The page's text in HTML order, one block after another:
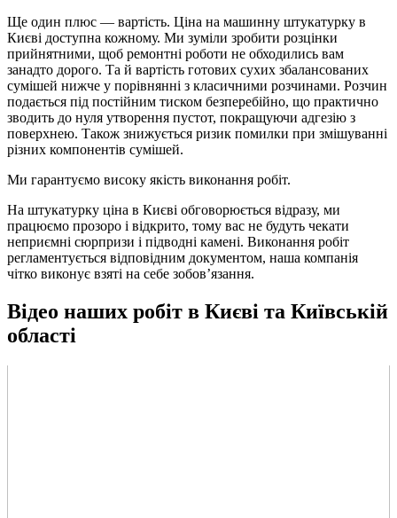
Ще один плюс — вартість. Ціна на машинну штукатурку в
Києві доступна кожному. Ми зуміли зробити розцінки
прийнятними, щоб ремонтні роботи не обходились вам
занадто дорого. Та й вартість готових сухих збалансованих
сумішей нижче у порівнянні з класичними розчинами. Розчин
подається під постійним тиском безперебійно, що практично
зводить до нуля утворення пустот, покращуючи адгезію з
поверхнею. Також знижується ризик помилки при змішуванні
різних компонентів сумішей.
Ми гарантуємо високу якість виконання робіт.
На штукатурку ціна в Києві обговорюється відразу, ми
працюємо прозоро і відкрито, тому вас не будуть чекати
неприємні сюрпризи і підводні камені. Виконання робіт
регламентується відповідним документом, наша компанія
чітко виконує взяті на себе зобов’язання.
Відео наших робіт в Києві та Київській
області